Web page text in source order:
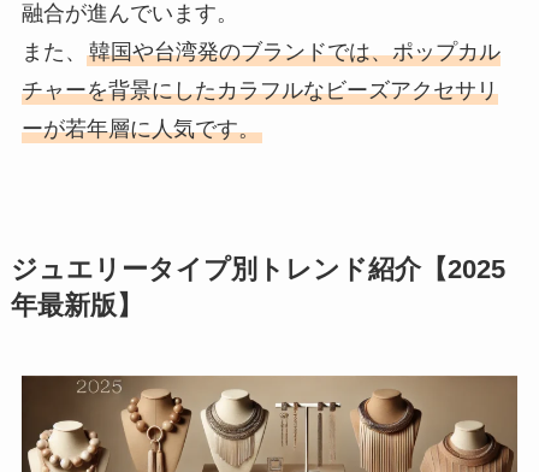
融合が進んでいます。
また、 韓国や台湾発のブランドでは、ポップカル
チャーを背景にしたカラフルなビーズアクセサリ
ーが若年層に人気です。
ジュエリータイプ別トレンド紹介【2025
年最新版】